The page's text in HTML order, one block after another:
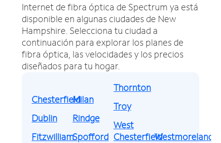
Internet de fibra óptica de Spectrum ya está
disponible en algunas ciudades de New
Hampshire. Selecciona tu ciudad a
continuación para explorar los planes de
fibra óptica, las velocidades y los precios
diseñados para tu hogar.
Chesterfield
Dublin
Fitzwilliam
Milan
Rindge
Spofford
Thornton
Troy
West
ChesterfieldWestmoreland